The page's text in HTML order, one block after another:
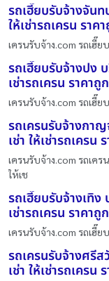
รถเฮี๊ยบรับจ้างจันท
ให้เช่ารถเครน ราค
เครนรับจ้าง.com รถเฮี๊
รถเฮี๊ยบรับจ้างปง
เช่ารถเครน ราคาถูก
เครนรับจ้าง.com รถเฮี๊ย
รถเครนรับจ้างกาญ
เช่า ให้เช่ารถเครน
เครนรับจ้าง.com รถเค
ให้เช
รถเฮี๊ยบรับจ้างเทิง
เช่ารถเครน ราคาถูก
เครนรับจ้าง.com รถเฮี๊ย
รถเครนรับจ้างศรีส
เช่า ให้เช่ารถเครน